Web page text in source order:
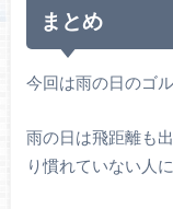
まとめ
今回は雨の日のゴ
雨の日は飛距離も
り慣れていない人